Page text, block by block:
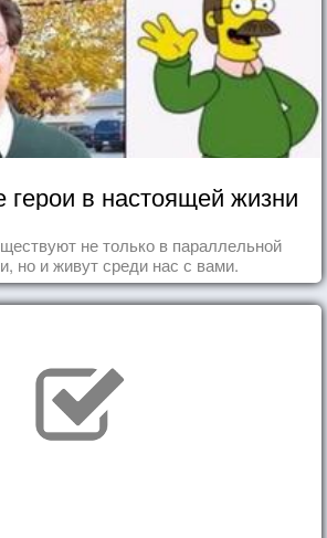
в настоящей жизни
не только в параллельной
но и живут среди нас с вами.